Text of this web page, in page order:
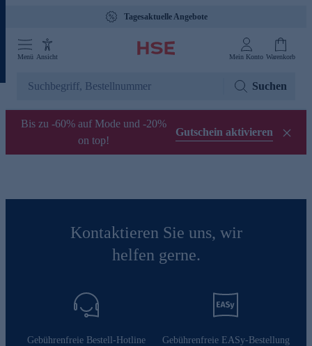
Tagesaktuelle Angebote
Menü Ansicht Mein Konto Warenkorb
Suchen
Bis zu -60% auf Mode und -20%
on top!
Gutschein aktivieren
Kontaktieren Sie uns, wir
helfen gerne.
Gebührenfreie Bestell-Hotline Gebührenfreie EASy-Bestellung